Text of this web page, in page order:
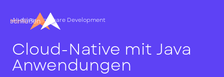
Menü
schließen
AI-driven Software Development
Cloud-Native mit Java
Anwendungen